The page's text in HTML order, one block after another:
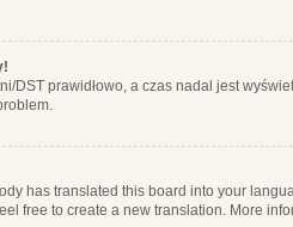
DST prawidłowo, a czas nadal jest
has translated this board into your
free to create a new translation. More